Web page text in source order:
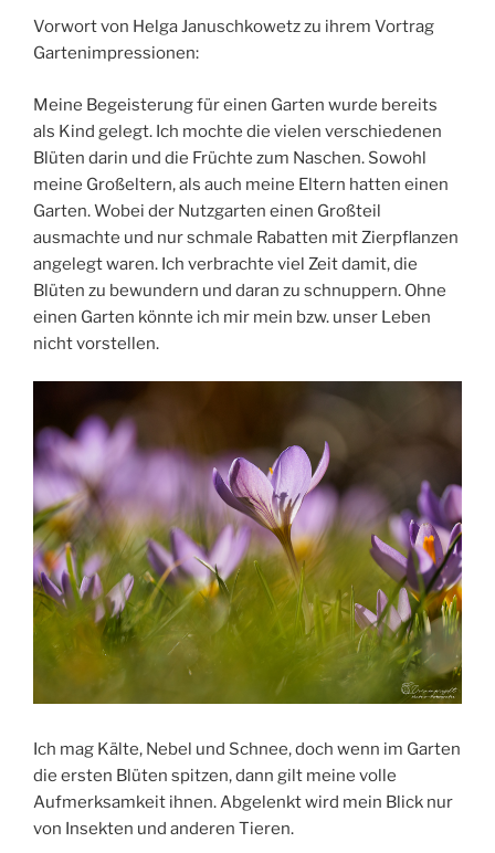
Vorwort von Helga Januschkowetz zu ihrem Vortrag
Gartenimpressionen:
Meine Begeisterung für einen Garten wurde bereits
als Kind gelegt. Ich mochte die vielen verschiedenen
Blüten darin und die Früchte zum Naschen. Sowohl
meine Großeltern, als auch meine Eltern hatten einen
Garten. Wobei der Nutzgarten einen Großteil
ausmachte und nur schmale Rabatten mit Zierpflanzen
angelegt waren. Ich verbrachte viel Zeit damit, die
Blüten zu bewundern und daran zu schnuppern. Ohne
einen Garten könnte ich mir mein bzw. unser Leben
nicht vorstellen.
Ich mag Kälte, Nebel und Schnee, doch wenn im Garten
die ersten Blüten spitzen, dann gilt meine volle
Aufmerksamkeit ihnen. Abgelenkt wird mein Blick nur
von Insekten und anderen Tieren.